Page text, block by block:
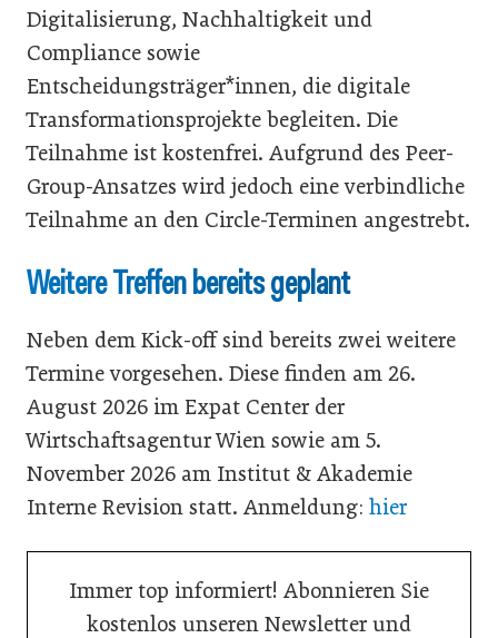
Digitalisierung, Nachhaltigkeit und
Compliance sowie
Entscheidungsträger*innen, die digitale
Transformationsprojekte begleiten. Die
Teilnahme ist kostenfrei. Aufgrund des Peer-
Group-Ansatzes wird jedoch eine verbindliche
Teilnahme an den Circle-Terminen angestrebt.
Weitere Treffen bereits geplant
Neben dem Kick-off sind bereits zwei weitere
Termine vorgesehen. Diese finden am 26.
August 2026 im Expat Center der
Wirtschaftsagentur Wien sowie am 5.
November 2026 am Institut & Akademie
Interne Revision statt. Anmeldung: hier
Immer top informiert! Abonnieren Sie
kostenlos unseren Newsletter und